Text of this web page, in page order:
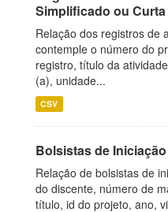
Simplificado ou
Relação dos registros de
contemple o número do
registro, título da
(a), unidade...
CSV
Bolsistas de
Relação de bolsistas de
do discente, número de
título, id do projeto, ano,